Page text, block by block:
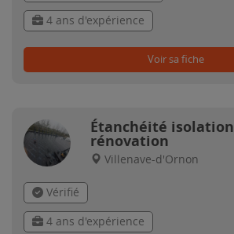
4 ans d'expérience
Voir sa fiche
Étanchéité isolation
rénovation
Villenave-d'Ornon
Vérifié
4 ans d'expérience